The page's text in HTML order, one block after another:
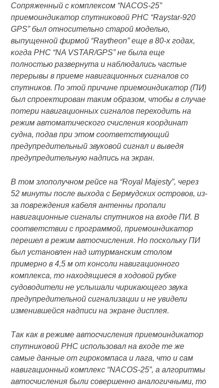
Сопряженный с комплексом “NACOS-25”
приемоиндикатор спутниковой РНС “Raystar-920
GPS” был относительно старой моделью,
выпущенной фирмой “Raytheon” еще в 80-х годах,
когда РНС “NA VSTAR/GPS” не была еще
полностью развернута и наблюдались частые
перерывы в приеме навигационных сигналов со
спутников. По этой причине приемоиндикатор (ПИ)
был спроектирован таким образом, чтобы в случае
потери навигационных сигналов переходить на
режим автоматического счисления координат
судна, подав при этом соответствующий
предупредительный звуковой сигнал и выведя
предупредительную надпись на экран.
В том злополучном рейсе на “Royal Majesty”, через
52 минуты после выхода с Бермудских островов, из-
за повреждения кабеля антенны пропали
навигационные сигналы спутников на входе ПИ. В
соответствии с программой, приемоиндикатор
перешел в режим автосчисления. Но поскольку ПИ
был установлен над штурманским столом
примерно в 4,5 м от консоли навигационного
комплекса, то находящиеся в ходовой рубке
судоводители не услышали чирикающего звука
предупредительной сигнализации и не увидели
изменившейся надписи на экране дисплея.
Так как в режиме автосчисления приемоиндикатор
спутниковой РНС использовал на входе те же
самые данные от гирокомпаса и лага, что и сам
навигационный комплекс “NACOS-25”, а алгоритмы
автосчисления были совершенно аналогичными, то